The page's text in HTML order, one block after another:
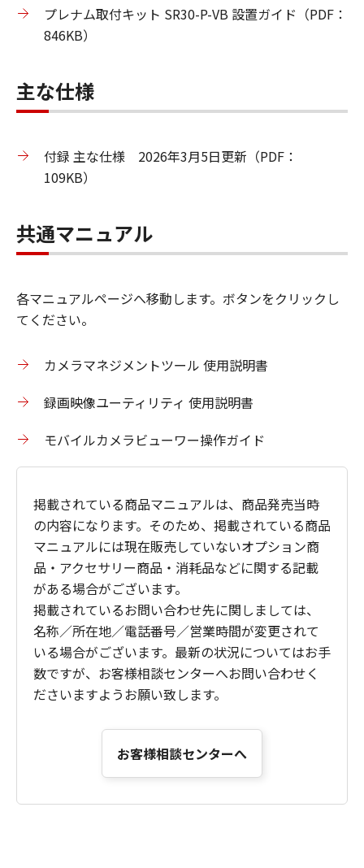
プレナム取付キット SR30-P-VB 設置ガイド（PDF：
846KB）
主な仕様
付録 主な仕様 2026年3月5日更新（PDF：
109KB）
共通マニュアル
各マニュアルページへ移動します。ボタンをクリックし
てください。
カメラマネジメントツール 使用説明書
録画映像ユーティリティ 使用説明書
モバイルカメラビューワー操作ガイド
掲載されている商品マニュアルは、商品発売当時
の内容になります。そのため、掲載されている商品
マニュアルには現在販売していないオプション商
品・アクセサリー商品・消耗品などに関する記載
がある場合がございます。
掲載されているお問い合わせ先に関しましては、
名称／所在地／電話番号／営業時間が変更されて
いる場合がございます。最新の状況についてはお手
数ですが、お客様相談センターへお問い合わせく
ださいますようお願い致します。
お客様相談センターへ